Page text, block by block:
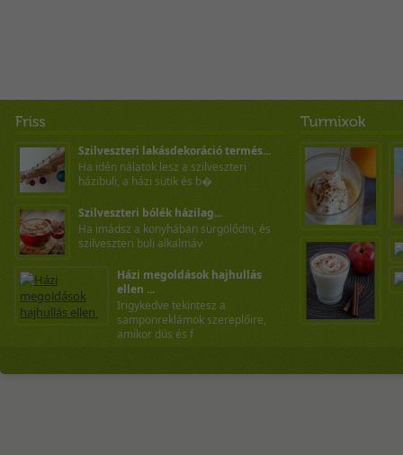
Szilveszteri lakásdekoráció termés...
Ha idén nálatok lesz a szilveszteri
házibuli, a házi sütik és b�
Szilveszteri bólék házilag...
Ha imádsz a konyhában sürgölődni, és
szilveszteri buli alkalmáv
Házi megoldások hajhullás
ellen ...
Irigykedve tekintesz a
samponreklámok szereplőire,
amikor dús és f